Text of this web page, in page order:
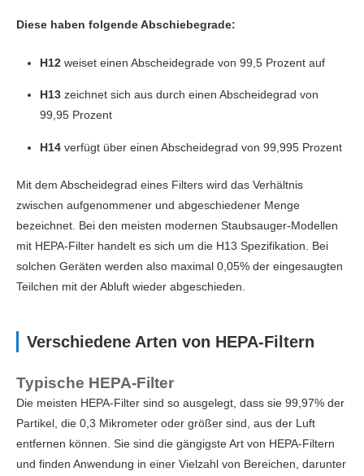
Diese haben folgende Abschiebegrade:
H12weiset einen Abscheidegrade von 99,5 Prozent auf
H13zeichnet sich aus durch einen Abscheidegrad von
99,95 Prozent
H14verfügt über einen Abscheidegrad von 99,995 Prozent
Mit dem Abscheidegrad eines Filters wird das Verhältnis
zwischen aufgenommener und abgeschiedener Menge
bezeichnet. Bei den meisten modernen Staubsauger-Modellen
mit HEPA-Filter handelt es sich um die H13 Spezifikation. Bei
solchen Geräten werden also maximal 0,05% der eingesaugten
Teilchen mit der Abluft wieder abgeschieden.
Verschiedene Arten von HEPA-Filtern
Typische HEPA-Filter
Die meisten HEPA-Filter sind so ausgelegt, dass sie 99,97% der
Partikel, die 0,3 Mikrometer oder größer sind, aus der Luft
entfernen können. Sie sind die gängigste Art von HEPA-Filtern
und finden Anwendung in einer Vielzahl von Bereichen, darunter